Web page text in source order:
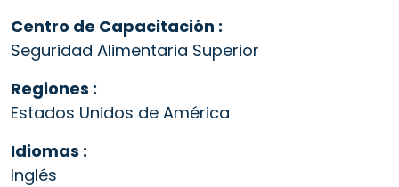
Centro de Capacitación :
Seguridad Alimentaria Superior
Regiones :
Estados Unidos de América
Idiomas :
Inglés